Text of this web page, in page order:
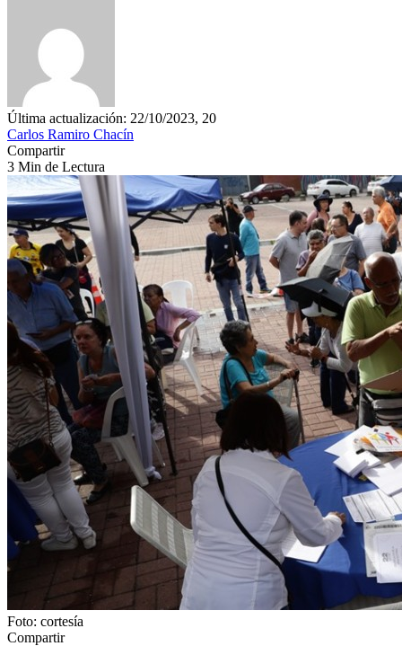
Última actualización: 22/10/2023, 20
Carlos Ramiro Chacín
Compartir
3 Min de Lectura
Foto: cortesía
Compartir